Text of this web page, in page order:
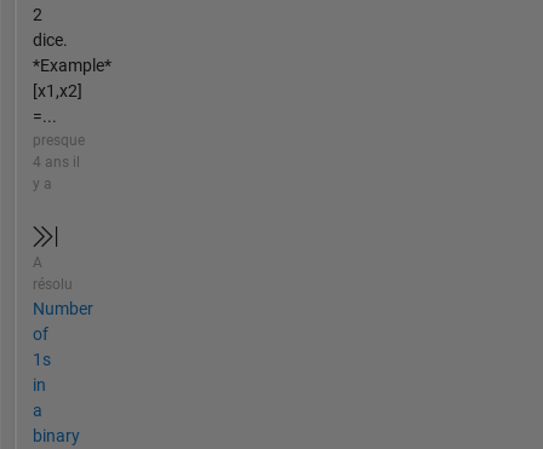
2
dice.
*Example*
[x1,x2]
=...
presque
4 ans il
y a
A
résolu
Number
of
1s
in
a
binary